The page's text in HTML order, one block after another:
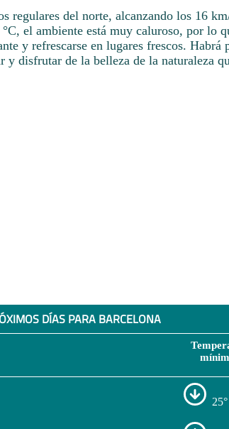
regulares del norte, alcanzando los 16
el ambiente está muy caluroso, por lo
y refrescarse en lugares frescos. Habrá
disfrutar de la belleza de la naturaleza
DÍAS PARA BARCELONA
25°